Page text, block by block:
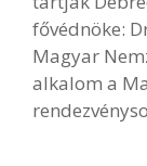
fővédnöke:
Magyar
alkalom a